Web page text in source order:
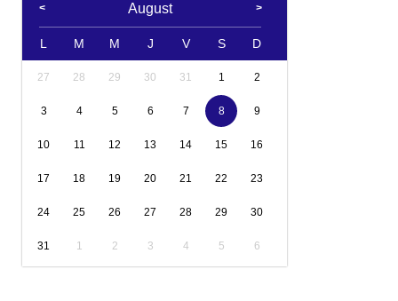
August
L M M J V S D
27 28 29 30 31 1 2
3 4 5 6 7 8 9
10 11 12 13 14 15 16
17 18 19 20 21 22 23
24 25 26 27 28 29 30
31 1 2 3 4 5 6